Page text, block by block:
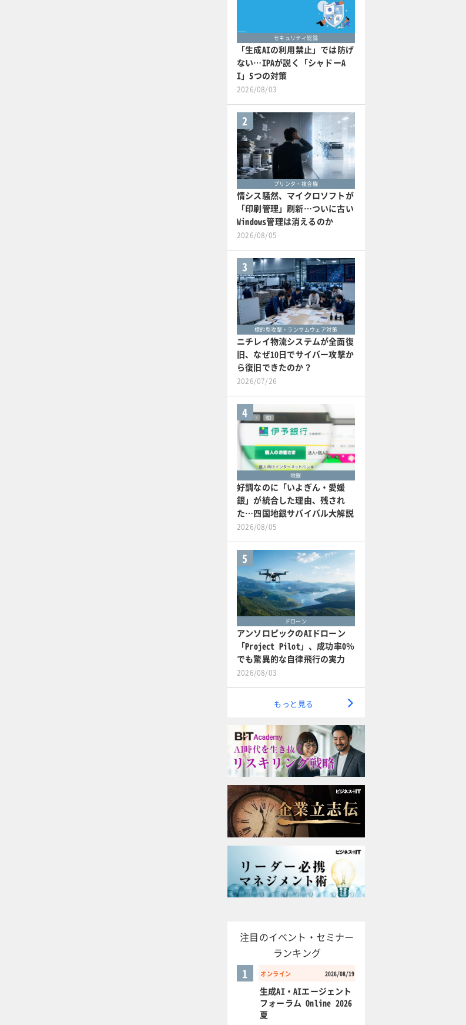
セキュリティ総論
「生成AIの利用禁止」では防げ
ない…IPAが説く「シャドーA
I」5つの対策
2026/08/03
2
プリンタ・複合機
情シス騒然、マイクロソフトが
「印刷管理」刷新…ついに古い
Windows管理は消えるのか
2026/08/05
3
標的型攻撃・ランサムウェア対策
ニチレイ物流システムが全面復
旧、なぜ10日でサイバー攻撃か
ら復旧できたのか？
2026/07/26
4
地銀
好調なのに「いよぎん・愛媛
銀」が統合した理由、残され
た…四国地銀サバイバル大解説
2026/08/05
5
ドローン
アンソロピックのAIドローン
「Project Pilot」、成功率0％
でも驚異的な自律飛行の実力
2026/08/03
もっと見る
注目のイベント・セミナー
ランキング
オンライン 2026/08/19
1
生成AI・AIエージェント
フォーラム Online 2026
夏